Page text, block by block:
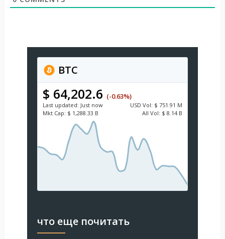
BTC
$ 64,202.6 (-0.63%)
Last updated: Just now USD Vol: $ 751.91 M
Mkt Cap: $ 1,288.33 B All Vol: $ 8.14 B
что еще почитать